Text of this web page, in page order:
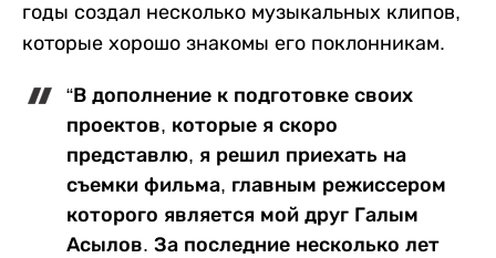
годы создал несколько музыкальных клипов,
которые хорошо знакомы его поклонникам.
“В дополнение к подготовке своих
проектов, которые я скоро
представлю, я решил приехать на
съемки фильма, главным режиссером
которого является мой друг Галым
Асылов. За последние несколько лет